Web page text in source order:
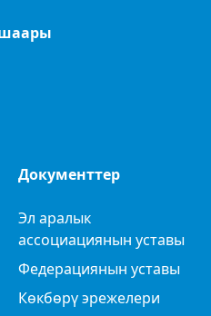
шаары
Документтер
Эл аралык
ассоциациянын уставы
Федерациянын уставы
Көкбөрү эрежелери